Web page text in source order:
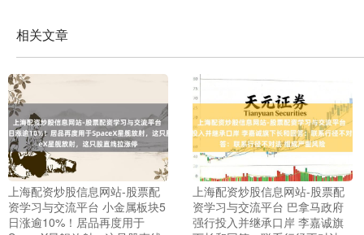
相关文章
上海配资炒股信息网站-股票配
资学习与交流平台 小金属板块5
日涨逾10%！居品再度用于
上海配资炒股信息网站-股票配
资学习与交流平台 巴拿马政府
强行投入并继承口岸 李嘉诚旗